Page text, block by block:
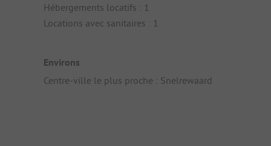
Hébergements locatifs : 1
Locations avec sanitaires : 1
Environs
Centre-ville le plus proche : Snelrewaard